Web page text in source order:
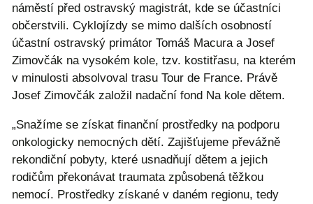
náměstí před ostravský magistrát, kde se účastníci
občerstvili. Cyklojízdy se mimo dalších osobností
účastní ostravský primátor Tomáš Macura a Josef
Zimovčák na vysokém kole, tzv. kostitřasu, na kterém
v minulosti absolvoval trasu Tour de France. Právě
Josef Zimovčák založil nadační fond Na kole dětem.
„Snažíme se získat finanční prostředky na podporu
onkologicky nemocných dětí. Zajišťujeme převážně
rekondiční pobyty, které usnadňují dětem a jejich
rodičům překonávat traumata způsobená těžkou
nemocí. Prostředky získané v daném regionu, tedy